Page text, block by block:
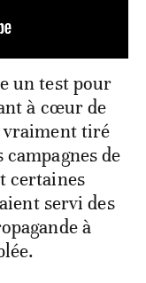
un test pour
à cœur de
vraiment tiré
campagnes de
certaines
servi des
à